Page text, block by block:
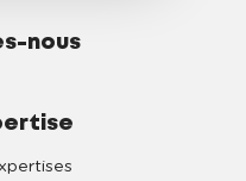
nous